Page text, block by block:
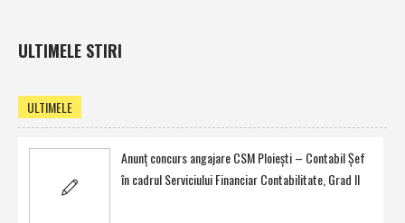
ULTIMELE STIRI
ULTIMELE
Anunţ concurs angajare CSM Ploieşti – Contabil Şef
în cadrul Serviciului Financiar Contabilitate, Grad II